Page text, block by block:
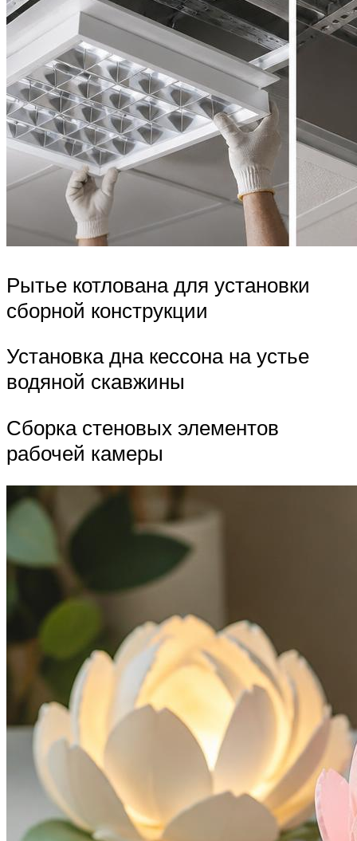
Рытье котлована для установки
сборной конструкции
Установка дна кессона на устье
водяной скавжины
Сборка стеновых элементов
рабочей камеры